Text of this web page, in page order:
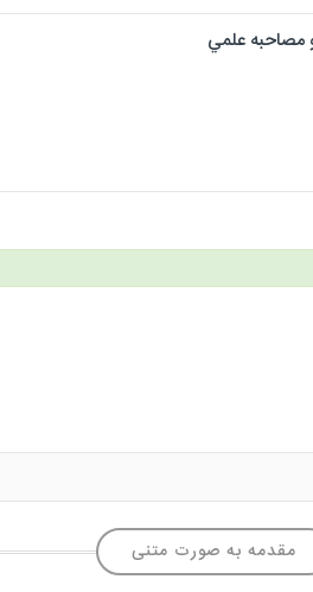
مصاحبه علمي
مقدمه به صورت متنی